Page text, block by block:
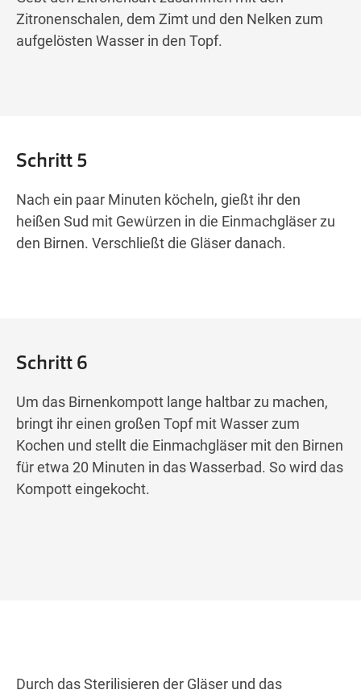
Zitronenschalen, dem Zimt und den Nelken zum
aufgelösten Wasser in den Topf.
Schritt 5
Nach ein paar Minuten köcheln, gießt ihr den
heißen Sud mit Gewürzen in die Einmachgläser zu
den Birnen. Verschließt die Gläser danach.
Schritt 6
Um das Birnenkompott lange haltbar zu machen,
bringt ihr einen großen Topf mit Wasser zum
Kochen und stellt die Einmachgläser mit den Birnen
für etwa 20 Minuten in das Wasserbad. So wird das
Kompott eingekocht.
Durch das Sterilisieren der Gläser und das